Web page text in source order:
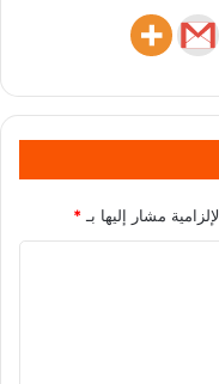
مشار إليها بـ *